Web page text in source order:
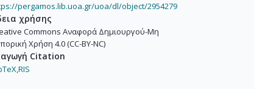
pergamos.lib.uoa.gr/uoa/dl/object/2954279
χρήσης
Commons Αναφορά Δημιουργού-Μη
Χρήση 4.0 (CC-BY-NC)
Citation
RIS